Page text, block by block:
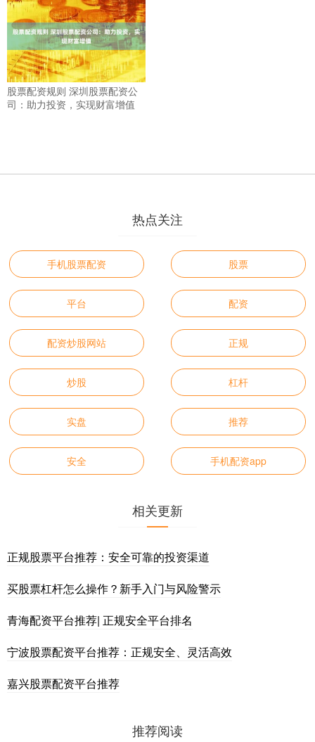
股票配资规则 深圳股票配资公
司：助力投资，实现财富增值
热点关注
手机股票配资 股票
平台 配资
配资炒股网站 正规
炒股 杠杆
实盘 推荐
安全 手机配资app
相关更新
正规股票平台推荐：安全可靠的投资渠道
买股票杠杆怎么操作？新手入门与风险警示
青海配资平台推荐| 正规安全平台排名
宁波股票配资平台推荐：正规安全、灵活高效
嘉兴股票配资平台推荐
推荐阅读